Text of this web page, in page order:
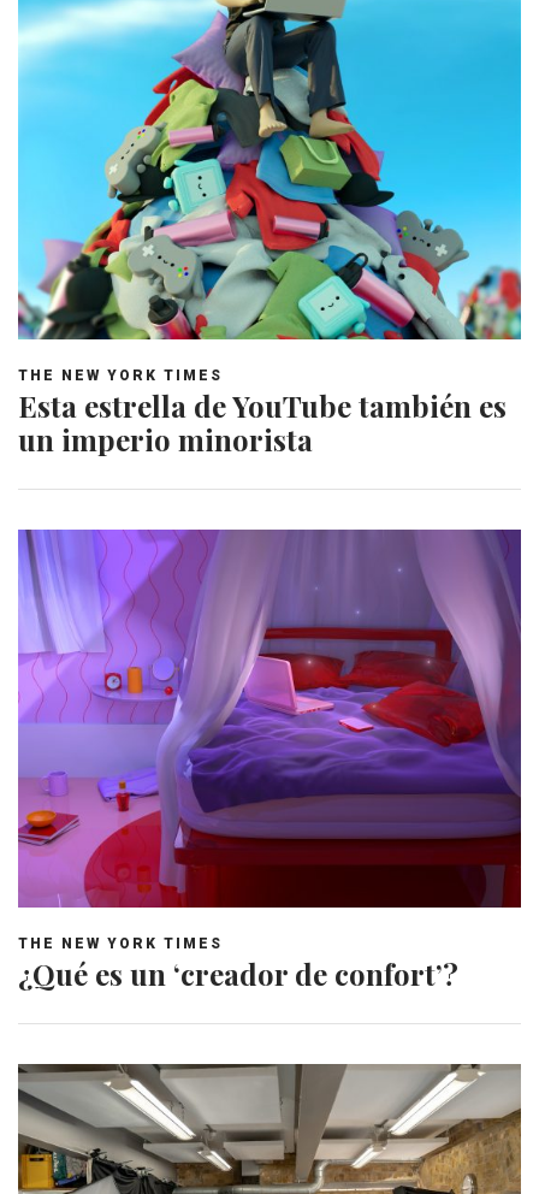
THE NEW YORK TIMES
Esta estrella de YouTube también es
un imperio minorista
THE NEW YORK TIMES
¿Qué es un ‘creador de confort’?